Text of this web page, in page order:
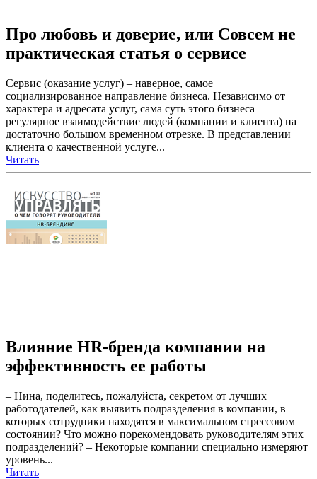
Про любовь и доверие, или Совсем не
практическая статья о сервисе
Сервис (оказание услуг) – наверное, самое
социализированное направление бизнеса. Независимо от
характера и адресата услуг, сама суть этого бизнеса –
регулярное взаимодействие людей (компании и клиента) на
достаточно большом временном отрезке. В представлении
клиента о качественной услуге...
Читать
Влияние HR-бренда компании на
эффективность ее работы
– Нина, поделитесь, пожалуйста, секретом от лучших
работодателей, как выявить подразделения в компании, в
которых сотрудники находятся в максимальном стрессовом
состоянии? Что можно порекомендовать руководителям этих
подразделений? – Некоторые компании специально измеряют
уровень...
Читать